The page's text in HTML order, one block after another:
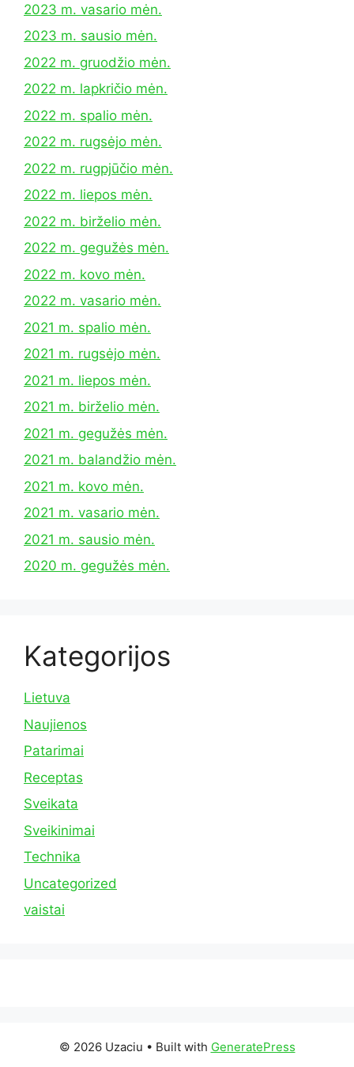
2023 m. vasario mėn.
2023 m. sausio mėn.
2022 m. gruodžio mėn.
2022 m. lapkričio mėn.
2022 m. spalio mėn.
2022 m. rugsėjo mėn.
2022 m. rugpjūčio mėn.
2022 m. liepos mėn.
2022 m. birželio mėn.
2022 m. gegužės mėn.
2022 m. kovo mėn.
2022 m. vasario mėn.
2021 m. spalio mėn.
2021 m. rugsėjo mėn.
2021 m. liepos mėn.
2021 m. birželio mėn.
2021 m. gegužės mėn.
2021 m. balandžio mėn.
2021 m. kovo mėn.
2021 m. vasario mėn.
2021 m. sausio mėn.
2020 m. gegužės mėn.
Kategorijos
Lietuva
Naujienos
Patarimai
Receptas
Sveikata
Sveikinimai
Technika
Uncategorized
vaistai
© 2026 Uzaciu • Built with GeneratePress